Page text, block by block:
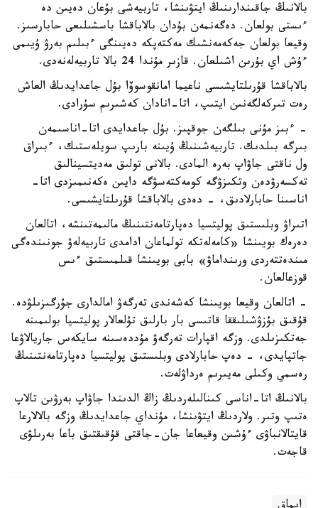
بالانىڭ جاقىندارىنىڭ ايتۋىنشا، تاربيەشى بۇعان دەيىن دە
ءىستى بولعان. دەگەنمەن بۇدان بالاباقشا باسشىلىعى حابارسىز.
وقيعا بولعان جەكەمەنشىك مەكتەپكە دەيىنگى ءبىلىم بەرۋ ۇيىمى
ءۇش اي بۇرىن اشىلعان. قازىر مۇندا 24 بالا تاربيەلەنەدى.
بالاباقشا قۇرىلتايشىسى ناعيما امانقوسوۆا بۇل جاعدايدىڭ العاش
رەت تىركەلگەنىن ايتىپ، اتا-انادان كەشىرىم سۇرادى.
- ءبىز مۇنى بىلگەن جوقپىز. بۇل جاعدايدى اتا-اناسىمەن
بىرگە بىلدىك. تاربيەشىنىڭ ۇيىنە بارىپ سويلەستىك، ءبىراق
ول ناقتى جاۋاپ بەرە المادى. بالانى تولىق مەديتسينالىق
تەكسەرۋدەن وتكىزۋگە كومەكتەسۋگە دايىن ەكەنىمىزدى اتا-
اناسىنا حابارلادىق، - دەدى بالاباقشا قۇرىلتايشىسى.
اتىراۋ وبلىستىق پوليتسيا دەپارتامەنتىنىڭ مالىمەتىنشە، اتالعان
دەرەك بويىنشا «كامەلەتكە تولماعان ادامدى تاربيەلەۋ جونىندەگى
مىندەتتەردى ورىنداماۋ» بابى بويىنشا قىلمىستىق ءىس
قوزعالعان.
- اتالعان وقيعا بويىنشا كەشەندى تەرگەۋ امالدارى جۇرگىزىلۋدە.
قۇقىق بۇزۋشىلىققا قاتىسى بار بارلىق تۇلعالار پوليتسيا بولىمىنە
جەتكىزىلدى. وزگە اقپارات تەرگەۋ مۇددەسىنە سايكەس جاريالاۋعا
جاتپايدى، - دەپ حابارلادى وبلىستىق پوليتسيا دەپارتامەنتىنىڭ
رەسمي وكىلى مەيىرىم ەرداۋلەت.
بالانىڭ اتا-اناسى كىنالىلەردىڭ زاڭ الدىندا جاۋاپ بەرۋىن تالاپ
ەتىپ وتىر. ولاردىڭ ايتۋىنشا، مۇنداي جاعدايدىڭ وزگە بالالارعا
قايتالانباۋى ءۇشىن وقيعاعا جان-جاقتى قۇقىقتىق باعا بەرىلۋى
قاجەت.